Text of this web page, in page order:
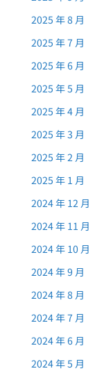
2025 年 8 月
2025 年 7 月
2025 年 6 月
2025 年 5 月
2025 年 4 月
2025 年 3 月
2025 年 2 月
2025 年 1 月
2024 年 12 月
2024 年 11 月
2024 年 10 月
2024 年 9 月
2024 年 8 月
2024 年 7 月
2024 年 6 月
2024 年 5 月